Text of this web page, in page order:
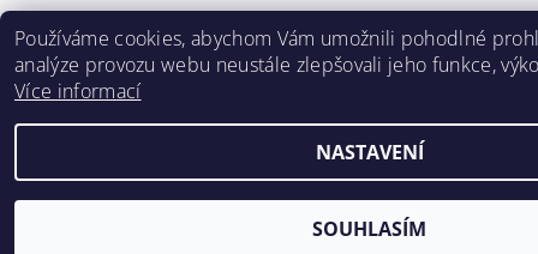
Používáme cookies, abychom Vám umožnili pohodlné
analýze provozu webu neustále zlepšovali jeho funkce,
Více informací
NASTAVENÍ
SOUHLASÍM